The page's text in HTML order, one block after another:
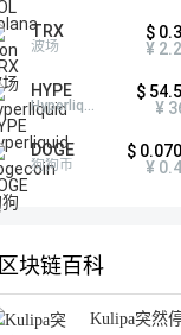
TRX
波场
$
¥
HYPE
Hyperliquid
$
¥
DOGE
狗狗币
$
¥
区块链百科
Kulipa突然